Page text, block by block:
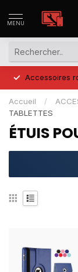
MENU
Accessoires
Accueil /
TABLETTES
ÉTUIS